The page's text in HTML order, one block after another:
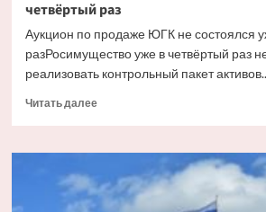
четвёртый раз
Аукцион по продаже ЮГК не состоялся
разРосимущество уже в четвёртый раз
реализовать контрольный пакет
Читать далееПрочитать
Аукцион
продаже
ЮГК